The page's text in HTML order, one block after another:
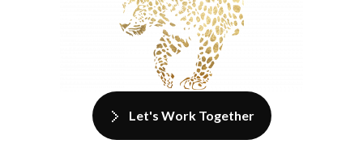
Let's Work Together